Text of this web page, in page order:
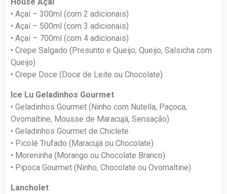
• Açaí – 300ml (com 2 adicionais)
• Açaí – 500ml (com 3 adicionais)
• Açaí – 700ml (com 4 adicionais)
• Crepe Salgado (Presunto e Queijo, Queijo, Salsicha com
Queijo)
• Crepe Doce (Doce de Leite ou Chocolate)
Ice Lu Geladinhos Gourmet
• Geladinhos Gourmet (Ninho com Nutella, Paçoca,
Ovomaltine, Mousse de Maracujá, Sensação)
• Geladinhos Gourmet de Chiclete
• Picolé Trufado (Maracujá ou Chocolate)
• Moreninha (Morango ou Chocolate Branco)
• Pipoca Gourmet (Ninho, Chocolate ou Ovomaltine)
Lancholet